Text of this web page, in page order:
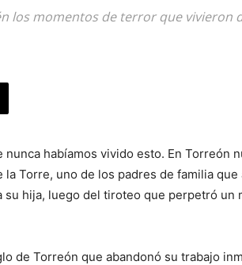
los momentos de terror que vivieron
habíamos vivido esto. En Torreón
la Torre, uno de los padres de familia
su hija, luego del tiroteo que perpetró un
de Torreón que abandonó su trabajo